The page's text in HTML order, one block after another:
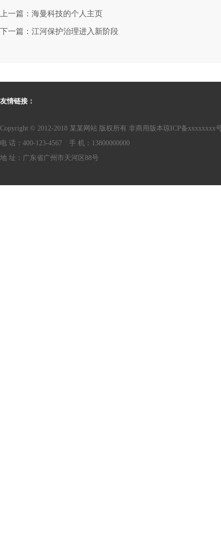
上一篇：海曼科技的个人主页
下一篇：江河保护治理进入新阶段
友情链接：
Copyright © 2012-2018 某某网站 版权所有 非商用版本琼ICP备xxxxxxxx
电 话：400-123-4567 手 机：13800000000
地 址：广东省广州市天河区88号